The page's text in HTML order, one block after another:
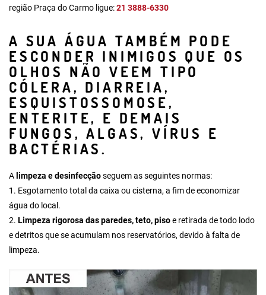
região Praça do Carmo ligue:21 3888-6330
A SUA ÁGUA TAMBÉM PODE
ESCONDER INIMIGOS QUE OS
OLHOS NÃO VEEM TIPO
CÓLERA, DIARREIA,
ESQUISTOSSOMOSE,
ENTERITE, E DEMAIS
FUNGOS, ALGAS, VÍRUS E
BACTÉRIAS.
A limpeza e desinfecçãoseguem as seguintes normas:
1. Esgotamento total da caixa ou cisterna, a fim de economizar
água do local.
2. Limpeza rigorosa das paredes, teto, pisoe retirada de todo lodo
e detritos que se acumulam nos reservatórios, devido à falta de
limpeza.